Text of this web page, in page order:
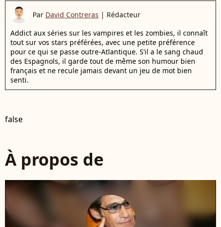
Par David Contreras | Rédacteur
Addict aux séries sur les vampires et les zombies, il connaît
tout sur vos stars préférées, avec une petite préférence
pour ce qui se passe outre-Atlantique. S’il a le sang chaud
des Espagnols, il garde tout de même son humour bien
français et ne recule jamais devant un jeu de mot bien
senti.
false
À propos de